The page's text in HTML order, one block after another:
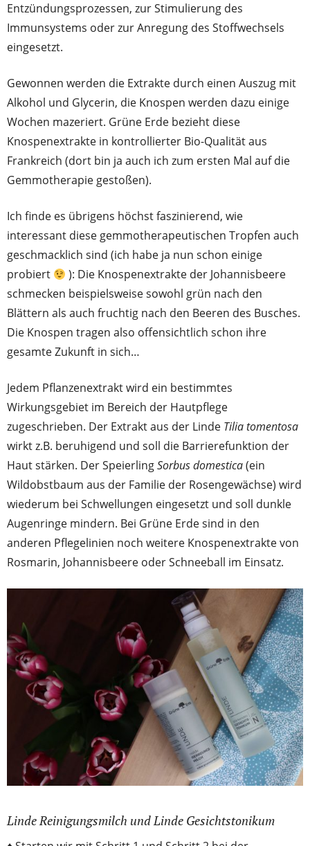
Entzündungsprozessen, zur Stimulierung des
Immunsystems oder zur Anregung des Stoffwechsels
eingesetzt.
Gewonnen werden die Extrakte durch einen Auszug mit
Alkohol und Glycerin, die Knospen werden dazu einige
Wochen mazeriert. Grüne Erde bezieht diese
Knospenextrakte in kontrollierter Bio-Qualität aus
Frankreich (dort bin ja auch ich zum ersten Mal auf die
Gemmotherapie gestoßen).
Ich finde es übrigens höchst faszinierend, wie
interessant diese gemmotherapeutischen Tropfen auch
geschmacklich sind (ich habe ja nun schon einige
probiert
): Die Knospenextrakte der Johannisbeere
schmecken beispielsweise sowohl grün nach den
Blättern als auch fruchtig nach den Beeren des Busches.
Die Knospen tragen also offensichtlich schon ihre
gesamte Zukunft in sich…
Jedem Pflanzenextrakt wird ein bestimmtes
Wirkungsgebiet im Bereich der Hautpflege
zugeschrieben. Der Extrakt aus der Linde Tilia tomentosa
wirkt z.B. beruhigend und soll die Barrierefunktion der
Haut stärken. Der SpeierlingSorbus domestica(ein
Wildobstbaum aus der Familie der Rosengewächse) wird
wiederum bei Schwellungen eingesetzt und soll dunkle
Augenringe mindern. Bei Grüne Erde sind in den
anderen Pflegelinien noch weitere Knospenextrakte von
Rosmarin, Johannisbeere oder Schneeball im Einsatz.
Linde Reinigungsmilch und Linde Gesichtstonikum